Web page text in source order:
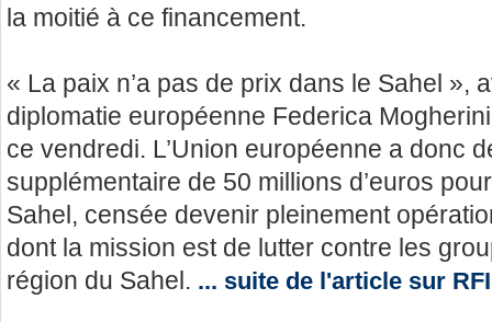
la moitié à ce financement.
« La paix n’a pas de prix dans le Sahel »,
diplomatie européenne Federica
ce vendredi. L’Union européenne a donc
supplémentaire de 50 millions d’euros
Sahel, censée devenir pleinement
dont la mission est de lutter contre les
région du Sahel. ... suite de l'article sur RFI